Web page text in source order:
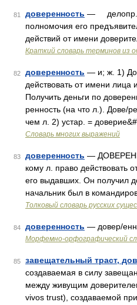
81 доверенность — делопр.
полномочия его
действий от имени
Краткий словарь терминов из
82 доверенность — и; ж. 1)
действовать от имени лица
Получить деньги по
ренность (на что л.). Дове/
чем л. 2) устар. =
Словарь многих выражений
83 доверенность —
кому л. право действовать
его выдавших. Он получил
начальник был в
Толковый словарь русских
84 доверенность — довер/
Морфемно-орфографический
85 завещательный траст,
создаваемая в силу
между живущим
vivos trust), создаваемой